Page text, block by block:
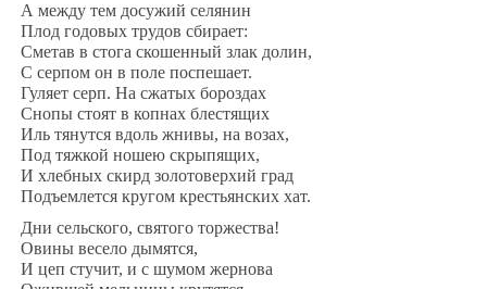
А между тем досужий селянин
‎Плод годовых трудов сбирает:
Сметав в стога скошенный злак долин,
‎С серпом он в поле поспешает.
Гуляет серп. На сжатых бороздах
‎Снопы стоят в копнах блестящих
Иль тянутся вдоль жнивы, на возах,
‎Под тяжкой ношею скрыпящих,
И хлебных скирд золотоверхий град
Подъемлется кругом крестьянских хат.
Дни сельского, святого торжества!
‎Овины весело дымятся,
И цеп стучит, и с шумом жернова